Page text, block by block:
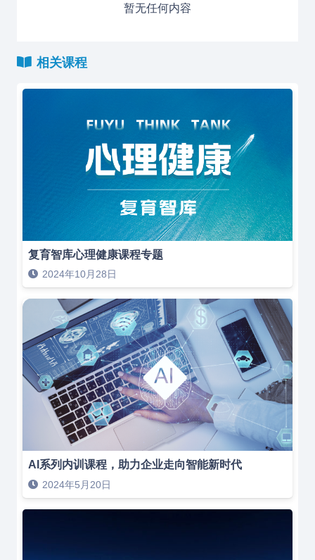
暂无任何内容
相关课程
复育智库心理健康课程专题
2024年10月28日
AI系列内训课程，助力企业走向智能新时代
2024年5月20日